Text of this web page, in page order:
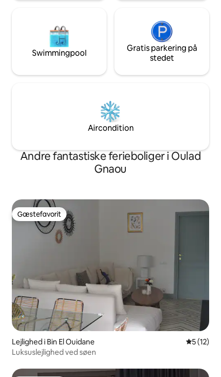
Swimmingpool
Gratis parkering på
stedet
Aircondition
Andre fantastiske ferieboliger i Oulad
Gnaou
Gæstefavorit
Gæstefavorit
Lejlighed i Bin El Ouidane 5 ud af 5
5 (12)
Luksuslejlighed ved søen